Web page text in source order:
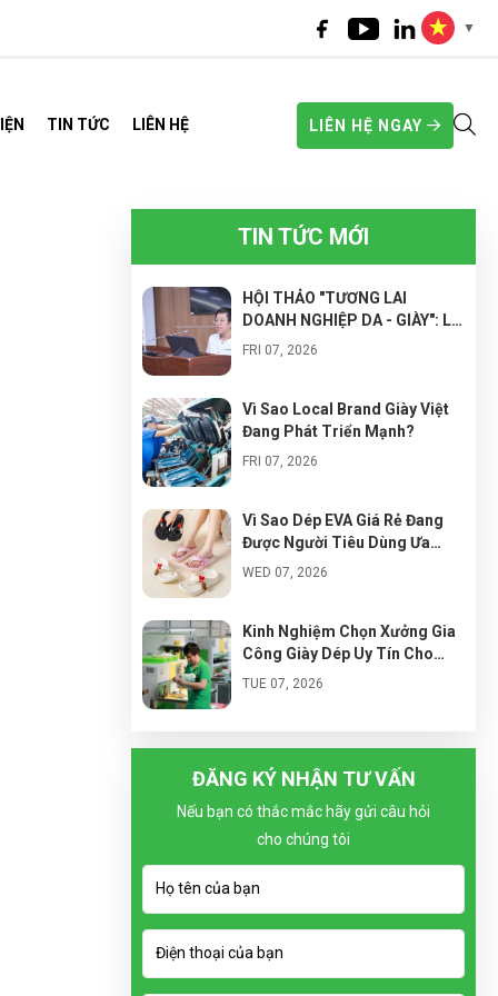
▼
TIN TỨC LIÊN HỆ LIÊN HỆ NGAY
TIN TỨC MỚI
HỘI THẢO "TƯƠNG LAI
DOANH NGHIỆP DA - GIÀY": LỘ
TRÌNH CHUYỂN ĐỔI SANG
TỐI ƯU CHI PHÍ
FRI 07, 2026
Vì Sao Local Brand Giày Việt
Đang Phát Triển Mạnh?
FRI 07, 2026
Vì Sao Dép EVA Giá Rẻ Đang
Được Người Tiêu Dùng Ưa
Chuộng?
WED 07, 2026
Kinh Nghiệm Chọn Xưởng Gia
Công Giày Dép Uy Tín Cho
Người Mới Kinh Doanh
TUE 07, 2026
Cho Người Mới Kinh Doanh
MON 07, 2026
Xu Hướng Thiết Kế Dép Siêu
Lai
Vì Sao Local Brand Giày Việt
ĐĂNG KÝ NHẬN TƯ VẤN
Nếu bạn có thắc mắc hãy gửi câu hỏi
cho chúng tôi